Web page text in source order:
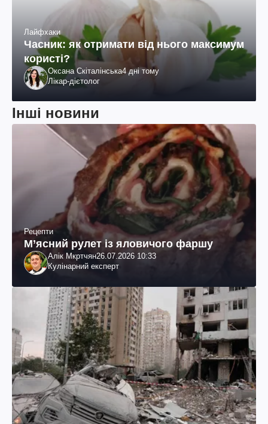
Лайфхаки
Часник: як отримати від нього максимум
користі?
Оксана Скіталінська4 дні тому
Лікар-дієтолог
Інші новини
Рецепти
М’ясний рулет із яловичого фаршу
Алік Мкртчян26.07.2026 10:33
Кулінарний експерт